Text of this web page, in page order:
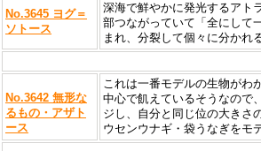
No.3645 ヨグ＝
ソトース
深海で鮮やかに発光するアト
部つながっていて「全にして
まれ、分裂して個々に分かれ
No.3642 無形な
るもの・アザト
ース
これは一番モデルの生物がわ
中心で飢えているそうなので
ジし、自分と同じ位の大きさ
ウセンウナギ・袋うなぎをモ